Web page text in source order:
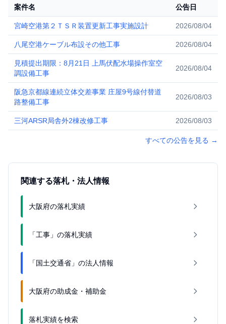
案件名 公告日
宮崎空港第２ＴＳＲ装置更新工事実施設計 2026/08/04
八尾空港ケーブル布設その他工事 2026/08/04
見積提出期限：8月21日 上馬伏配水場操作室空
調設備工事
2026/08/04
阪急京都線連続立体交差事業 庄屋9号線付替道
路整備工事
2026/08/03
三河ARSR局舎外2棟改修工事 2026/08/03
すべての公告を見る →
関連する落札・法人情報
大阪府の落札実績
「工事」の落札実績
「国土交通省」の法人情報
大阪府の助成金・補助金
落札実績を検索